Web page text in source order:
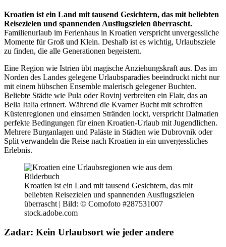
Kroatien ist ein Land mit tausend Gesichtern, das mit beliebten
Reisezielen und spannenden Ausflugszielen überrascht.
Familienurlaub im Ferienhaus in Kroatien verspricht unvergessliche
Momente für Groß und Klein. Deshalb ist es wichtig, Urlaubsziele
zu finden, die alle Generationen begeistern.
Eine Region wie Istrien übt magische Anziehungskraft aus. Das im
Norden des Landes gelegene Urlaubsparadies beeindruckt nicht nur
mit einem hübschen Ensemble malerisch gelegener Buchten.
Beliebte Städte wie Pula oder Rovinj verbreiten ein Flair, das an
Bella Italia erinnert. Während die Kvarner Bucht mit schroffen
Küstenregionen und einsamen Stränden lockt, verspricht Dalmatien
perfekte Bedingungen für einen Kroatien-Urlaub mit Jugendlichen.
Mehrere Burganlagen und Paläste in Städten wie Dubrovnik oder
Split verwandeln die Reise nach Kroatien in ein unvergessliches
Erlebnis.
Kroatien ist ein Land mit tausend Gesichtern, das mit
beliebten Reisezielen und spannenden Ausflugszielen
überrascht | Bild: © Comofoto #287531007
stock.adobe.com
Zadar: Kein Urlaubsort wie jeder andere